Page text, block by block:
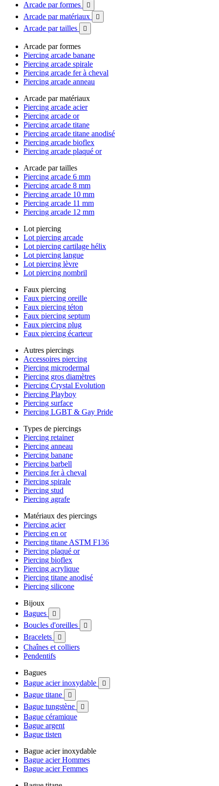
Arcade par formes

Arcade par matériaux 
Arcade par tailles 
Arcade par formes
Piercing arcade banane
Piercing arcade spirale
Piercing arcade fer à cheval
Piercing arcade anneau
Arcade par matériaux
Piercing arcade acier
Piercing arcade or
Piercing arcade titane
Piercing arcade titane anodisé
Piercing arcade bioflex
Piercing arcade plaqué or
Arcade par tailles
Piercing arcade 6 mm
Piercing arcade 8 mm
Piercing arcade 10 mm
Piercing arcade 11 mm
Piercing arcade 12 mm
Lot piercing
Lot piercing arcade
Lot piercing cartilage hélix
Lot piercing langue
Lot piercing lèvre
Lot piercing nombril
Faux piercing
Faux piercing oreille
Faux piercing téton
Faux piercing septum
Faux piercing plug
Faux piercing écarteur
Autres piercings
Accessoires piercing
Piercing microdermal
Piercing gros diamètres
Piercing Crystal Evolution
Piercing Playboy
Piercing surface
Piercing LGBT & Gay Pride
Types de piercings
Piercing retainer
Piercing anneau
Piercing banane
Piercing barbell
Piercing fer à cheval
Piercing spirale
Piercing stud
Piercing agrafe
Matériaux des piercings
Piercing acier
Piercing en or
Piercing titane ASTM F136
Piercing plaqué or
Piercing bioflex
Piercing acrylique
Piercing titane anodisé
Piercing silicone
Bijoux
Bagues

Boucles d'oreilles 
Bracelets 
Chaînes et colliers
Pendentifs
Bagues
Bague acier inoxydable

Bague titane 
Bague tungstène 
Bague céramique
Bague argent
Bague tisten
Bague acier inoxydable
Bague acier Hommes
Bague acier Femmes